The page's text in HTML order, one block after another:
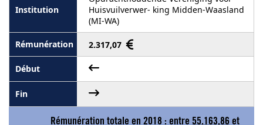
Huisvuilverwer- king Midden-Waasland
(MI-WA)
2.317,07
Rémunération totale en 2018 : entre 55.163,86 et